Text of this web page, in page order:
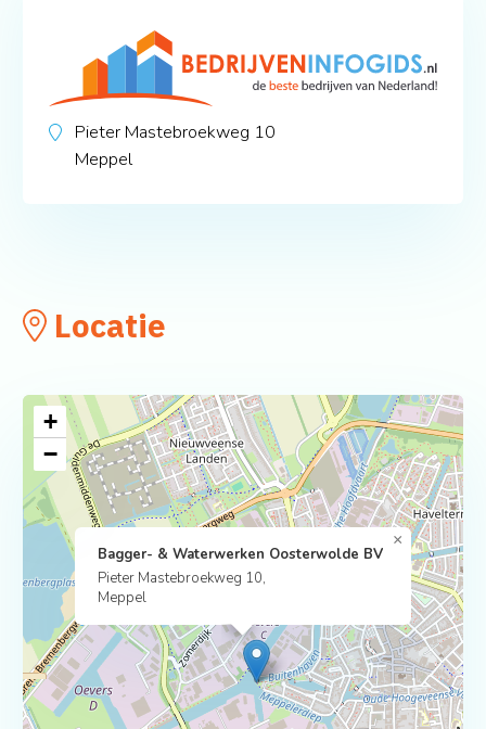
Pieter Mastebroekweg 10
Meppel
Locatie
Bagger- & Waterwerken Oosterwolde BV
Pieter Mastebroekweg 10,
Meppel
×
+
−